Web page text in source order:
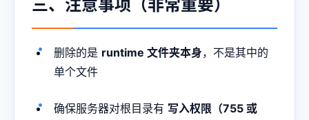
三、注意事项（非常重要）
删除的是 runtime 文件夹本身，不是其中的
单个文件
确保服务器对根目录有 写入权限（755 或